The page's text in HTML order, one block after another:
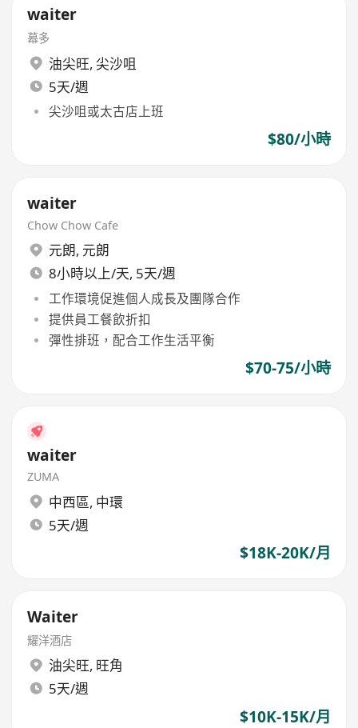
waiter
幕多
油尖旺, 尖沙咀
5天/週
尖沙咀或太古店上班
$80/小時
waiter
Chow Chow Cafe
元朗, 元朗
8小時以上/天, 5天/週
工作環境促進個人成長及團隊合作
提供員工餐飲折扣
彈性排班，配合工作生活平衡
$70-75/小時
waiter
ZUMA
中西區, 中環
5天/週
$18K-20K/月
Waiter
耀洋酒店
油尖旺, 旺角
5天/週
$10K-15K/月